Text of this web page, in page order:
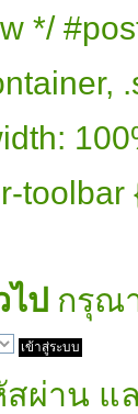
*/
ป กรุณ
ผ่าน แ